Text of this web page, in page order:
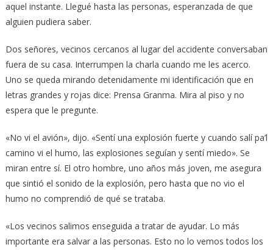
aquel instante. Llegué hasta las personas, esperanzada de que
alguien pudiera saber.
Dos señores, vecinos cercanos al lugar del accidente conversaban
fuera de su casa. Interrumpen la charla cuando me les acerco.
Uno se queda mirando detenidamente mi identificación que en
letras grandes y rojas dice: Prensa Granma. Mira al piso y no
espera que le pregunte.
«No vi el avión», dijo. «Sentí una explosión fuerte y cuando salí pa’l
camino vi el humo, las explosiones seguían y sentí miedo». Se
miran entre sí. El otro hombre, uno años más joven, me asegura
que sintió el sonido de la explosión, pero hasta que no vio el
humo no comprendió de qué se trataba.
«Los vecinos salimos enseguida a tratar de ayudar. Lo más
importante era salvar a las personas. Esto no lo vemos todos los